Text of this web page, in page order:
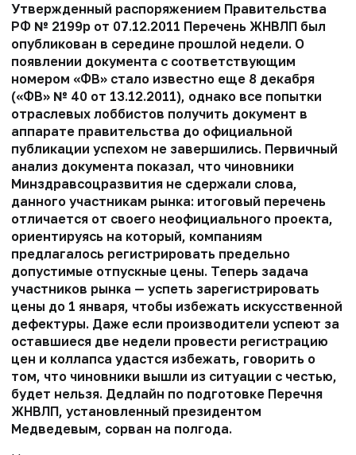
Утвержденный распоряжением Правительства
РФ № 2199р от 07.12.2011 Перечень ЖНВЛП был
опубликован в середине прошлой недели. О
появлении документа с соответствующим
номером «ФВ» стало известно еще 8 декабря
(«ФВ» № 40 от 13.12.2011), однако все попытки
отраслевых лоббистов получить документ в
аппарате правительства до официальной
публикации успехом не завершились. Первичный
анализ документа показал, что чиновники
Минздравсоцразвития не сдержали слова,
данного участникам рынка: итоговый перечень
отличается от своего неофициального проекта,
ориентируясь на который, компаниям
предлагалось регистрировать предельно
допустимые отпускные цены. Теперь задача
участников рынка — успеть зарегистрировать
цены до 1 января, чтобы избежать искусственной
дефектуры. Даже если производители успеют за
оставшиеся две недели провести регистрацию
цен и коллапса удастся избежать, говорить о
том, что чиновники вышли из ситуации с честью,
будет нельзя. Дедлайн по подготовке Перечня
ЖНВЛП, установленный президентом
Медведевым, сорван на полгода.